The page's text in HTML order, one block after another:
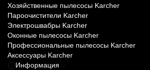
Хозяйственные пылесосы Karcher
Пароочистители Karcher
Электрошвабры Karcher
Оконные пылесосы Karcher
Профессиональные пылесосы Karcher
Аксессуары Karcher
Информация